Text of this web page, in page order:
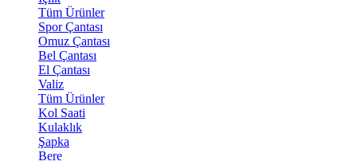
Tüm Ürünler
Spor Çantası
Omuz Çantası
Bel Çantası
El Çantası
Valiz
Tüm Ürünler
Kol Saati
Kulaklık
Şapka
Bere